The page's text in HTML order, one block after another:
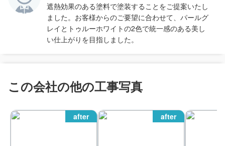
遮熱効果のある塗料で塗装することをご提案いたし
ました。お客様からのご要望に合わせて、パールグ
レイとトゥルーホワイトの2色で統一感のある美し
い仕上がりを目指しました。
この会社の他の工事写真
after after